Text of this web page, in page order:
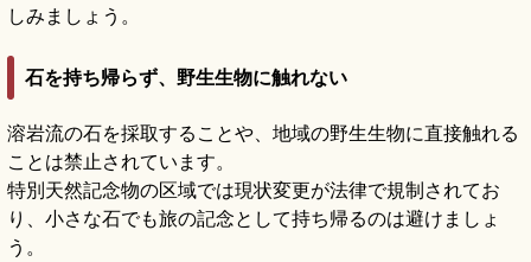
しみましょう。
石を持ち帰らず、野生生物に触れない
溶岩流の石を採取することや、地域の野生生物に直接触れる
ことは禁止されています。
特別天然記念物の区域では現状変更が法律で規制されてお
り、小さな石でも旅の記念として持ち帰るのは避けましょ
う。